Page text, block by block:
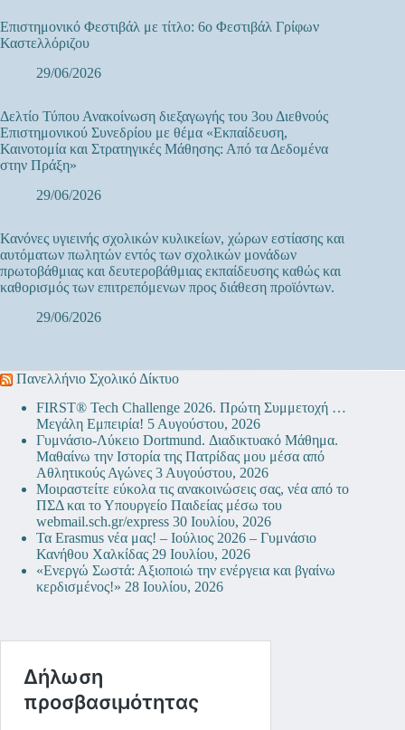
Επιστημονικό Φεστιβάλ με τίτλο: 6ο Φεστιβάλ Γρίφων
Καστελλόριζου
29/06/2026
Δελτίο Τύπου Ανακοίνωση διεξαγωγής του 3ου Διεθνούς
Επιστημονικού Συνεδρίου με θέμα «Εκπαίδευση,
Καινοτομία και Στρατηγικές Μάθησης: Από τα Δεδομένα
στην Πράξη»
29/06/2026
Κανόνες υγιεινής σχολικών κυλικείων, χώρων εστίασης και
αυτόματων πωλητών εντός των σχολικών μονάδων
πρωτοβάθμιας και δευτεροβάθμιας εκπαίδευσης καθώς και
καθορισμός των επιτρεπόμενων προς διάθεση προϊόντων.
29/06/2026
Πανελλήνιο Σχολικό Δίκτυο
FIRST® Tech Challenge 2026. Πρώτη Συμμετοχή …
Μεγάλη Εμπειρία! 5 Αυγούστου, 2026
Γυμνάσιο-Λύκειο Dortmund. Διαδικτυακό Μάθημα.
Μαθαίνω την Ιστορία της Πατρίδας μου μέσα από
Αθλητικούς Αγώνες 3 Αυγούστου, 2026
Μοιραστείτε εύκολα τις ανακοινώσεις σας, νέα από το
ΠΣΔ και το Υπουργείο Παιδείας μέσω του
webmail.sch.gr/express 30 Ιουλίου, 2026
Τα Erasmus νέα μας! – Ιούλιος 2026 – Γυμνάσιο
Κανήθου Χαλκίδας 29 Ιουλίου, 2026
«Ενεργώ Σωστά: Αξιοποιώ την ενέργεια και βγαίνω
κερδισμένος!» 28 Ιουλίου, 2026